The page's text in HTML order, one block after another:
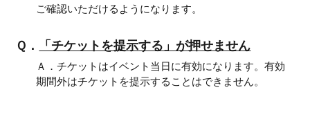
ご確認いただけるようになります。
Ｑ． 「チケットを提示する」が押せません
Ａ．チケットはイベント当日に有効になります。有効
期間外はチケットを提示することはできません。